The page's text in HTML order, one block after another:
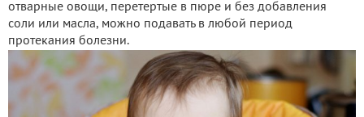
отварные овощи, перетертые в пюре и без добавления
соли или масла, можно подавать в любой период
протекания болезни.